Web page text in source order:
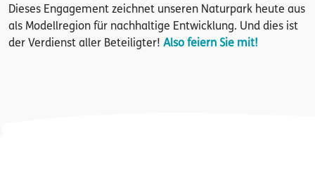
Dieses Engagement zeichnet unseren Naturpark heute aus
als Modellregion für nachhaltige Entwicklung. Und dies ist
der Verdienst aller Beteiligter! Also feiern Sie mit!